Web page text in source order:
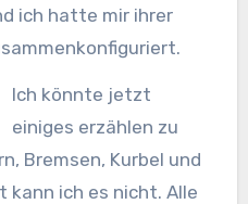
ich hatte mir ihrer
Ich könnte jetzt
einiges erzählen zu
Bremsen, Kurbel und
kann ich es nicht. Alle